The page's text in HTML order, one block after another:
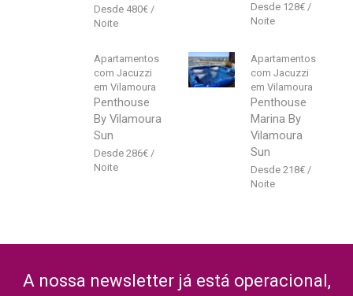
480€ 128€
Apartamentos
com Jacuzzi
em Vilamoura
Penthouse
By Vilamoura
Sun
286€
Apartamentos
com Jacuzzi
em Vilamoura
Penthouse
Marina By
Vilamoura
Sun
218€
A nossa newsletter já está operacional,